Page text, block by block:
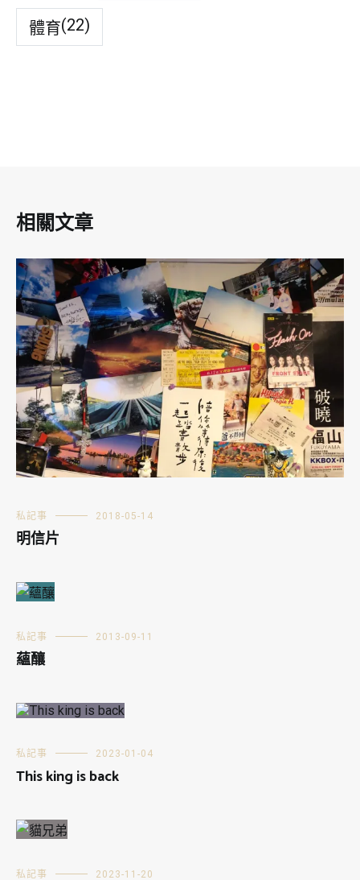
體育(22)
相關文章
私記事 2018-05-14
明信片
私記事 2013-09-11
蘊釀
私記事 2023-01-04
This king is back
私記事 2023-11-20